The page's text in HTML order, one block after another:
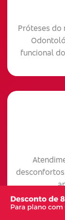
Próteses do
funcional